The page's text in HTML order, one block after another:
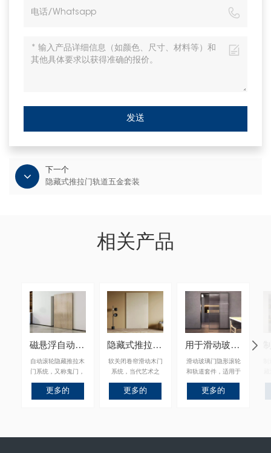
发送
下一个
隐藏式推拉门轨道五金套装
相关产品
磁悬浮自动滑动隐藏式五金套件
自动滚轮隐藏推拉木
门系统，又称鬼门，
当代艺术之门。适用
于卧室、书房、储藏
更多的
隐藏式推拉门轨道五金套装
软关闭卷帘滑动木门
系统，当代艺术之
门。适用于卧室、书
房、储藏室等。
更多的
用于滑动玻璃门的隐形滚轮和轨道套件
滑动玻璃门隐形滚轮
和轨道套件，适用于
卧室、书房、储藏室
等。
更多的